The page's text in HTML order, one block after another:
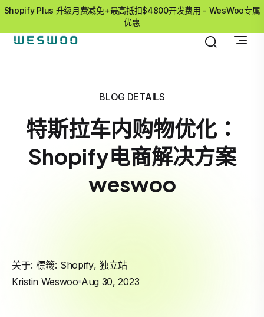
Shopify Plus 升级月费减免+最高抵扣$4800开发费用 - WesWoo专属
优惠
BLOG DETAILS
特斯拉车内购物优化：
Shopify电商解决方案
weswoo
关于: 標籤: Shopify, 独立站
Kristin Weswoo Aug 30, 2023